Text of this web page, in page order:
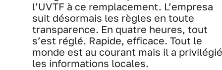
l’UVTF à ce remplacement. L’empresa
suit désormais les règles en toute
transparence. En quatre heures, tout
s’est réglé. Rapide, efficace. Tout le
monde est au courant mais il a privilégié
les informations locales.